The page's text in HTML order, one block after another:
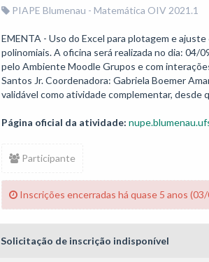
PIAPE Blumenau - Matemática OIV 2021.1
EMENTA - Uso do Excel para plotagem e
polinomiais. A oficina será realizada no dia: 04/
pelo Ambiente Moodle Grupos e com
Santos Jr. Coordenadora: Gabriela Boemer
validável como atividade complementar, desde
Página oficial da atividade:
Participante
Inscrições encerradas há quase 5 anos
Solicitação de inscrição indisponível